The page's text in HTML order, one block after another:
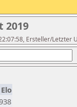
2019
Ersteller/Letzter
Elo